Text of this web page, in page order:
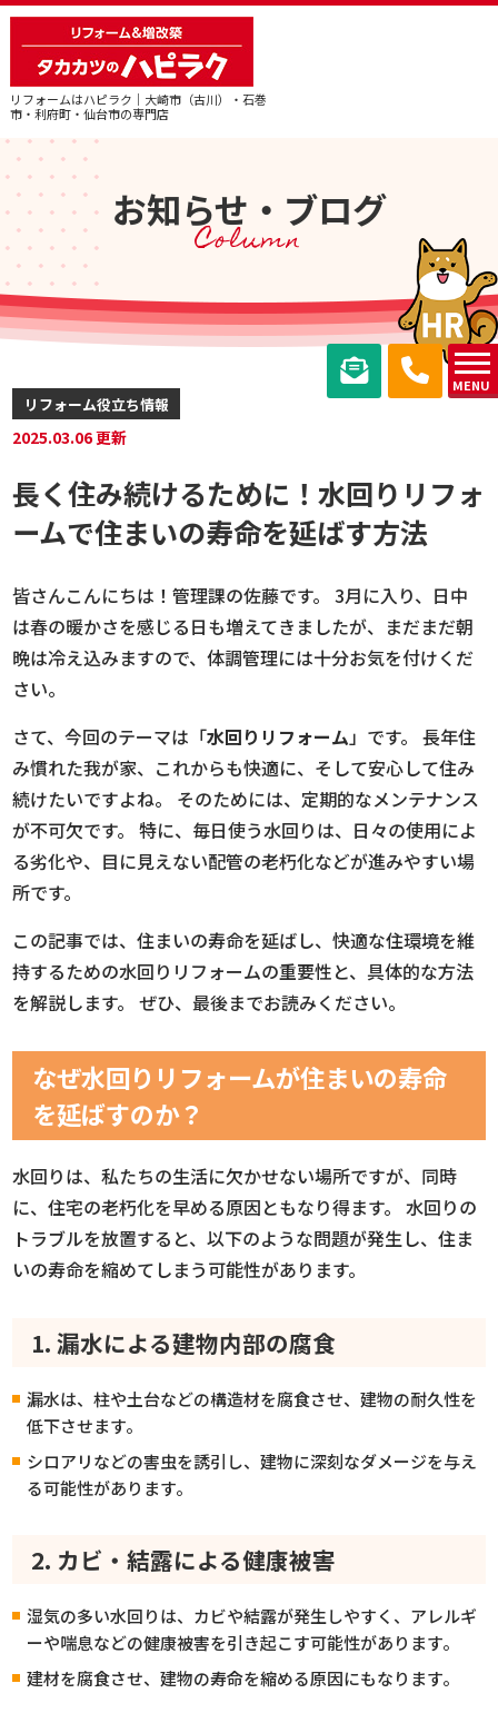
リフォームはハピラク｜大崎市（古川）・石巻
市・利府町・仙台市の専門店
MENU
お知らせ・ブログ
Column
リフォーム役立ち情報
2025.03.06 更新
長く住み続けるために！水回りリフォ
ームで住まいの寿命を延ばす方法
皆さんこんにちは！管理課の佐藤です。 3月に入り、日中
は春の暖かさを感じる日も増えてきましたが、まだまだ朝
晩は冷え込みますので、体調管理には十分お気を付けくだ
さい。
さて、今回のテーマは「水回りリフォーム」です。 長年住
み慣れた我が家、これからも快適に、そして安心して住み
続けたいですよね。 そのためには、定期的なメンテナンス
が不可欠です。 特に、毎日使う水回りは、日々の使用によ
る劣化や、目に見えない配管の老朽化などが進みやすい場
所です。
この記事では、住まいの寿命を延ばし、快適な住環境を維
持するための水回りリフォームの重要性と、具体的な方法
を解説します。 ぜひ、最後までお読みください。
なぜ水回りリフォームが住まいの寿命
を延ばすのか？
水回りは、私たちの生活に欠かせない場所ですが、同時
に、住宅の老朽化を早める原因ともなり得ます。 水回りの
トラブルを放置すると、以下のような問題が発生し、住ま
いの寿命を縮めてしまう可能性があります。
1. 漏水による建物内部の腐食
漏水は、柱や土台などの構造材を腐食させ、建物の耐久性を
低下させます。
シロアリなどの害虫を誘引し、建物に深刻なダメージを与え
る可能性があります。
2. カビ・結露による健康被害
湿気の多い水回りは、カビや結露が発生しやすく、アレルギ
ーや喘息などの健康被害を引き起こす可能性があります。
建材を腐食させ、建物の寿命を縮める原因にもなります。